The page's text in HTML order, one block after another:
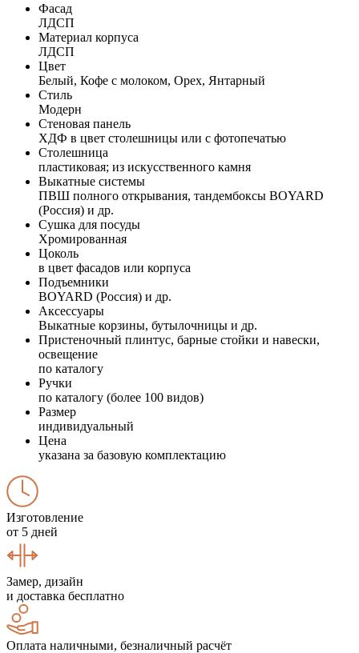
Фасад
ЛДСП
Материал корпуса
ЛДСП
Цвет
Белый, Кофе с молоком, Орех, Янтарный
Стиль
Модерн
Стеновая панель
ХДФ в цвет столешницы или с фотопечатью
Столешница
пластиковая; из искусственного камня
Выкатные системы
ПВШ полного открывания, тандембоксы BOYARD
(Россия) и др.
Сушка для посуды
Хромированная
Цоколь
в цвет фасадов или корпуса
Подъемники
BOYARD (Россия) и др.
Аксессуары
Выкатные корзины, бутылочницы и др.
Пристеночный плинтус, барные стойки и навески,
освещение
по каталогу
Ручки
по каталогу (более 100 видов)
Размер
индивидуальный
Цена
указана за базовую комплектацию
Изготовление
от 5 дней
Замер, дизайн
и доставка бесплатно
Оплата наличными, безналичный расчёт